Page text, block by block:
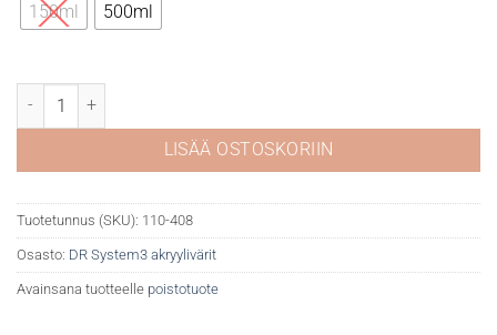
150ml 500ml
DR System 3 akryyli 408 Deep violet määrä
LISÄÄ OSTOSKORIIN
Tuotetunnus (SKU): 110-408
Osasto: DR System3 akryylivärit
Avainsana tuotteelle poistotuote